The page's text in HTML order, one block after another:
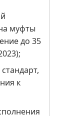
муфты
до 35
к